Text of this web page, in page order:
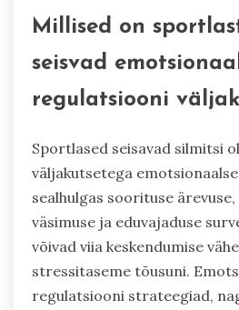
Millised on
seisvad
regulatsiooni
Sportlased seisavad silmitsi
väljakutsetega
sealhulgas soorituse
väsimuse ja eduvajaduse
võivad viia keskendumise
stressitaseme tõusuni.
regulatsiooni strateegiad,